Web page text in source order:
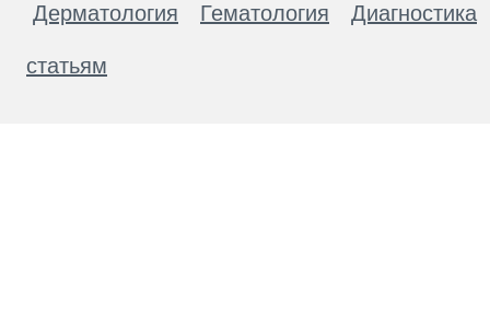
Дерматология Гематология Диагностика
статьям